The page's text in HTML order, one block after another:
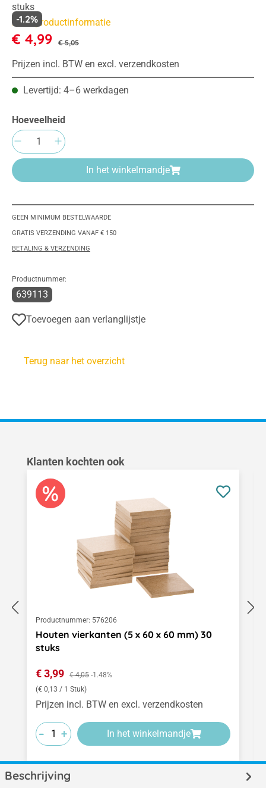
stuks
Meer productinformatie
€ 4,99 € 5,05
-1.2%
Prijzen incl. BTW en excl. verzendkosten
Levertijd: 4–6 werkdagen
Hoeveelheid
Producthoeveelheid: Voer de gewenste
In het winkelmandje
GEEN MINIMUM BESTELWAARDE
GRATIS VERZENDING VANAF € 150
BETALING & VERZENDING
Productnummer:
639113
Toevoegen aan verlanglijstje
Terug naar het overzicht
Productgalerij overslaan
Klanten kochten ook
Productnummer: 576206
Houten vierkanten (5 x 60 x 60 mm) 30
stuks
Verkoopprijs:
€ 3,99 Normale prijs:
€ 4,05 -1.48%
(€ 0,13 / 1 Stuk)
Prijzen incl. BTW en excl. verzendkosten
-
-
- +
+
+ In het winkelmandje
Beschrijving